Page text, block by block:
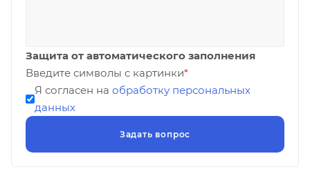
Защита от автоматического заполнения
Введите символы с картинки*
Я согласен на обработку персональных
данных